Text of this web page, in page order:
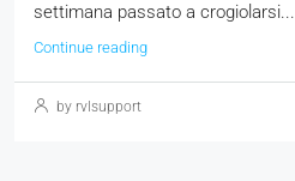
settimana passato a crogiolarsi...
Continue reading
by rvlsupport